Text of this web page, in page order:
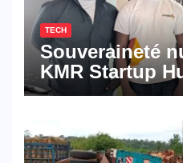
TECH
Souveraineté
KMR Startup
Pyramid
numériques
Cameroon